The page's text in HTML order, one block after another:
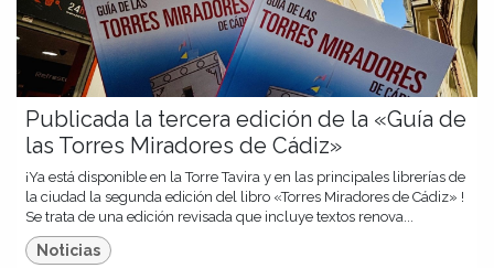
Publicada la tercera edición de la «Guía de
las Torres Miradores de Cádiz»
¡Ya está disponible en la Torre Tavira y en las principales librerías de
la ciudad la segunda edición del libro «Torres Miradores de Cádiz» !
Se trata de una edición revisada que incluye textos renova...
Noticias